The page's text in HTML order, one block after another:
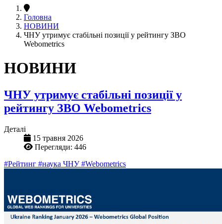
Головна
НОВИНИ
ЧНУ утримує стабільні позиції у рейтингу ЗВО
Webometrics
НОВИНИ
ЧНУ утримує стабільні позиції у
рейтингу ЗВО Webometrics
Деталі
15 травня 2026
Перегляди: 446
#Рейтинг #наука ЧНУ#Webometrics